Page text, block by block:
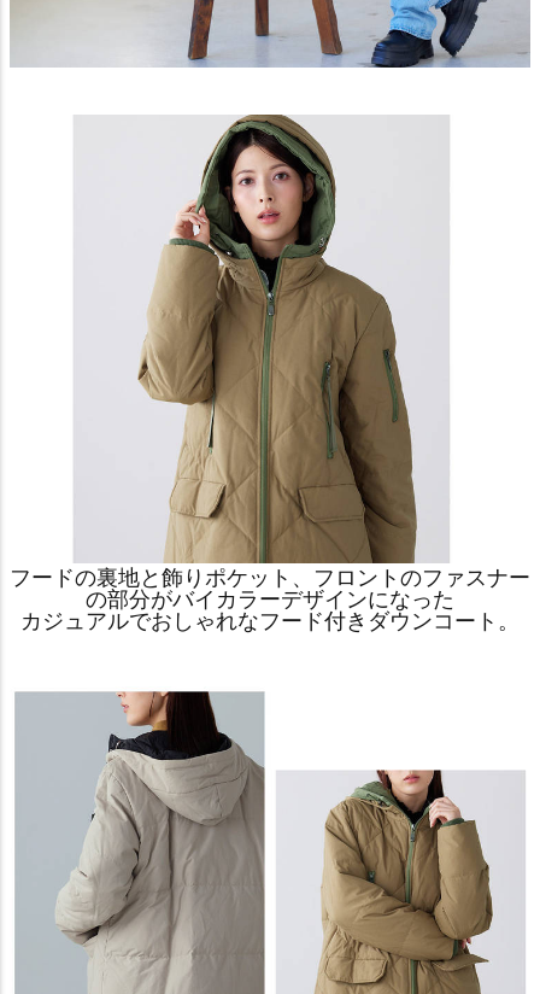
フードの裏地と飾りポケット、フロントのファスナー
の部分がバイカラーデザインになった
カジュアルでおしゃれなフード付きダウンコート。